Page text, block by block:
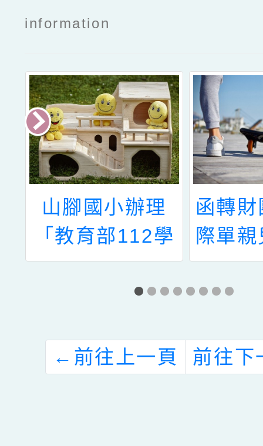
information
山腳國小辦理
「教育部112學
年度教育優先區
計畫」親職教育
助公告並鼓勵貴
校教職員工、家
函轉
際單
基金
度「
比賽
至112
← 前往上一頁 前往下